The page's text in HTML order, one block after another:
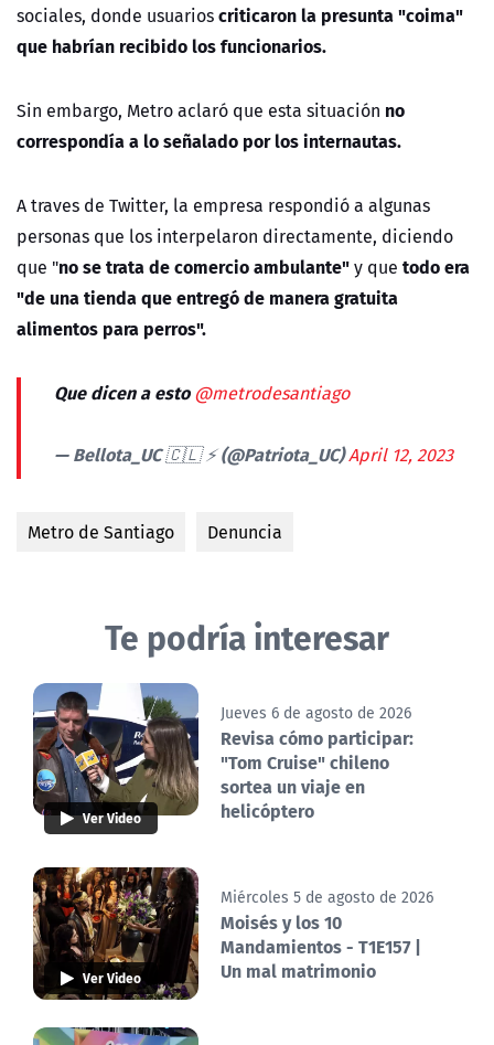
sociales, donde usuarioscriticaron la presunta "coima"
que habrían recibido los funcionarios.
Sin embargo, Metro aclaró que esta situación no
correspondía a lo señalado por los internautas.
A traves de Twitter, la empresa respondió a algunas
personas que los interpelaron directamente, diciendo
que "no se trata de comercio ambulante"y que todo era
"de una tienda que entregó de manera gratuita
alimentos para perros".
Que dicen a esto@metrodesantiago
— Bellota_UC 🇨🇱 ⚡ (@Patriota_UC)April 12, 2023
Metro de Santiago Denuncia
Te podría interesar
Ver Video
Jueves 6 de agosto de 2026
Revisa cómo participar:
"Tom Cruise" chileno
sortea un viaje en
helicóptero
Ver Video
Miércoles 5 de agosto de 2026
Moisés y los 10
Mandamientos - T1E157 |
Un mal matrimonio